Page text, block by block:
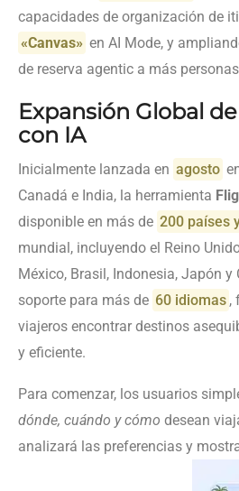
capacidades de organización de
«Canvas» en AI Mode, y
de reserva agentic a más
Expansión Global
con IA
Inicialmente lanzada en agosto
Canadá e India, la herramienta
disponible en más de 200 países
mundial, incluyendo el Reino
México, Brasil, Indonesia, Japón y
soporte para más de 60 idiomas ,
viajeros encontrar destinos
y eficiente.
Para comenzar, los usuarios
dónde, cuándo y cómo desean
analizará las preferencias y